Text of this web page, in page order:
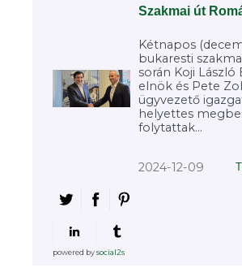
Szakmai út
Kétnapos
bukaresti
során Koji László
elnök és Pete
ügyvezető
helyettes
folytattak...
2024-12-09
powered bysocial2s